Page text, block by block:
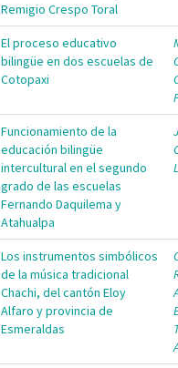
Remigio Crespo Toral
El proceso educativo
bilingüe en dos escuelas de
Cotopaxi
Funcionamiento de la
educación bilingüe
intercultural en el segundo
grado de las escuelas
Fernando Daquilema y
Atahualpa
Los instrumentos simbólicos
de la música tradicional
Chachi, del cantón Eloy
Alfaro y provincia de
Esmeraldas